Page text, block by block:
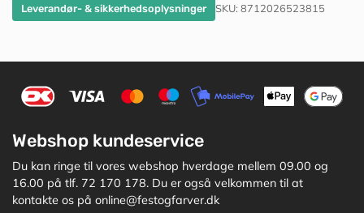
Leverandør- & sikkerhedsoplysninger SKU: 8712026523815
Webshop kundeservice
Du kan ringe til vores webshop hverdage mellem 09.00 og
16.00 på tlf. 72 170 178. Du er også velkommen til at
kontakte os på online@festogfarver.dk